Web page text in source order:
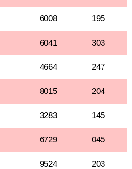
6008 195
6041 303
4664 247
8015 204
3283 145
6729 045
9524 203